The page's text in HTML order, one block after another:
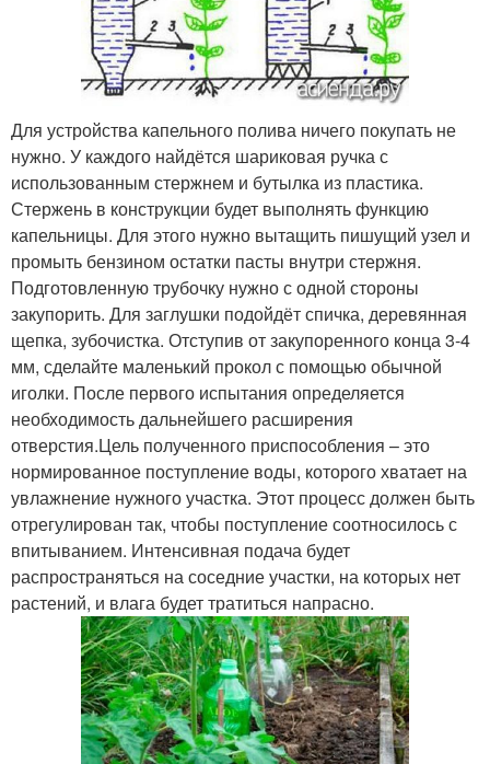
Для устройства капельного полива ничего покупать не
нужно. У каждого найдётся шариковая ручка с
использованным стержнем и бутылка из пластика.
Стержень в конструкции будет выполнять функцию
капельницы. Для этого нужно вытащить пишущий узел и
промыть бензином остатки пасты внутри стержня.
Подготовленную трубочку нужно с одной стороны
закупорить. Для заглушки подойдёт спичка, деревянная
щепка, зубочистка. Отступив от закупоренного конца 3-4
мм, сделайте маленький прокол с помощью обычной
иголки. После первого испытания определяется
необходимость дальнейшего расширения
отверстия.Цель полученного приспособления – это
нормированное поступление воды, которого хватает на
увлажнение нужного участка. Этот процесс должен быть
отрегулирован так, чтобы поступление соотносилось с
впитыванием. Интенсивная подача будет
распространяться на соседние участки, на которых нет
растений, и влага будет тратиться напрасно.